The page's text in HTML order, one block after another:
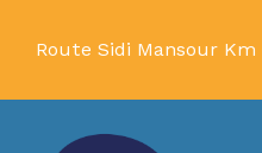
Route Sidi Mansour